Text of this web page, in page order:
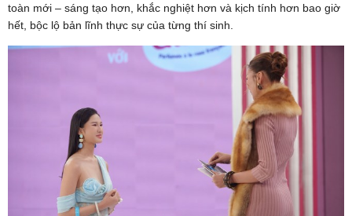
toàn mới – sáng tạo hơn, khắc nghiệt hơn và kịch tính hơn bao giờ
hết, bộc lộ bản lĩnh thực sự của từng thí sinh.